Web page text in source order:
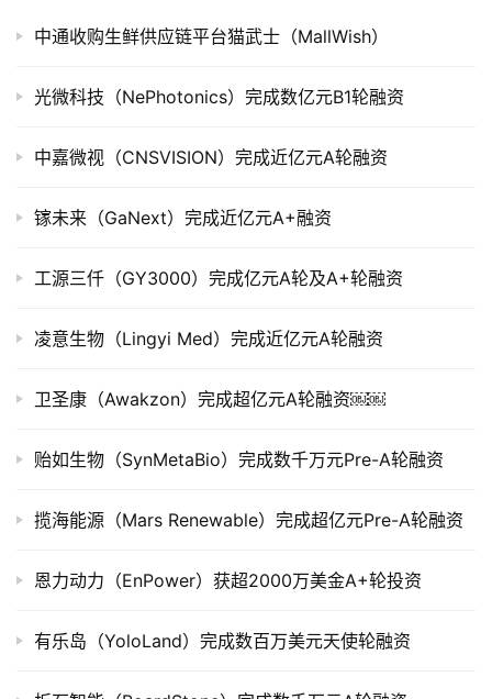
购
司
市
创
数
业
学
中通收购生鲜供应链平台猫武士（MallWish）
光微科技（NePhotonics）完成数亿元B1轮融资
中嘉微视（CNSVISION）完成近亿元A轮融资
镓未来（GaNext）完成近亿元A+融资
工源三仟（GY3000）完成亿元A轮及A+轮融资
凌意生物（Lingyi Med）完成近亿元A轮融资
卫圣康（Awakzon）完成超亿元A轮融资￼￼
贻如生物（SynMetaBio）完成数千万元Pre-A轮融资
揽海能源（Mars Renewable）完成超亿元Pre-A轮融资
恩力动力（EnPower）获超2000万美金A+轮投资
有乐岛（YoloLand）完成数百万美元天使轮融资